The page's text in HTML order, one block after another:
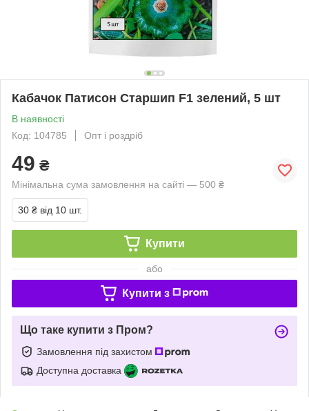
Кабачок Патисон Старшип F1 зелений, 5 шт
В наявності
Код: 104785
Опт і роздріб
49 ₴
Мінімальна сума замовлення на сайті — 500 ₴
30 ₴ від 10 шт.
Купити
або
Купити з
Що таке купити з Пром?
Замовлення під захистом
Доступна доставка